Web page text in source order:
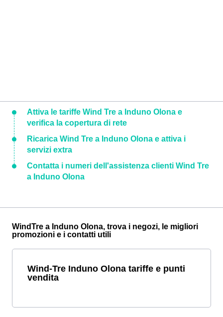
Attiva le tariffe Wind Tre a Induno Olona e
verifica la copertura di rete
Ricarica Wind Tre a Induno Olona e attiva i
servizi extra
Contatta i numeri dell'assistenza clienti Wind Tre
a Induno Olona
WindTre a Induno Olona, trova i negozi, le migliori
promozioni e i contatti utili
Wind-Tre Induno Olona tariffe e punti
vendita